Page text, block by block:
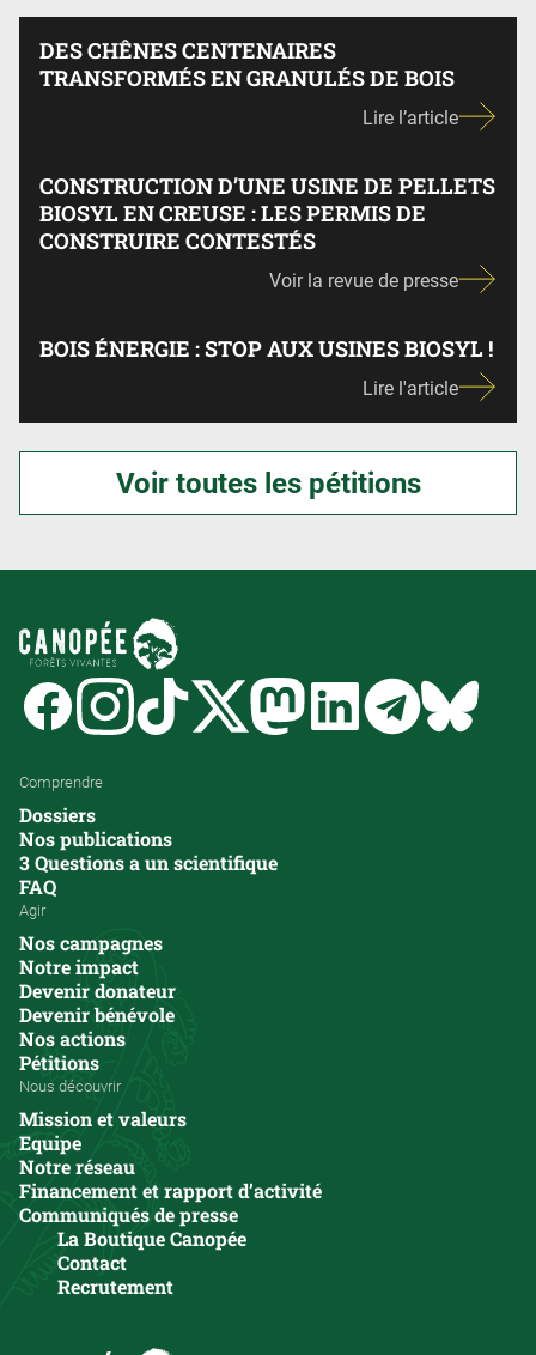
DES CHÊNES CENTENAIRES
TRANSFORMÉS EN GRANULÉS DE BOIS
Lire l’article
CONSTRUCTION D’UNE USINE DE PELLETS
BIOSYL EN CREUSE : LES PERMIS DE
CONSTRUIRE CONTESTÉS
Voir la revue de presse
BOIS ÉNERGIE : STOP AUX USINES BIOSYL !
Lire l'article
Voir toutes les pétitions
FacebookInstagramTiktok Twitter MastodonLinkedinTelegram
Comprendre
Dossiers
Nos publications
3 Questions a un scientifique
FAQ
Agir
Nos campagnes
Notre impact
Devenir donateur
Devenir bénévole
Nos actions
Pétitions
Nous découvrir
Mission et valeurs
Equipe
Notre réseau
Financement et rapport d’activité
Communiqués de presse
La Boutique Canopée
Contact
Recrutement